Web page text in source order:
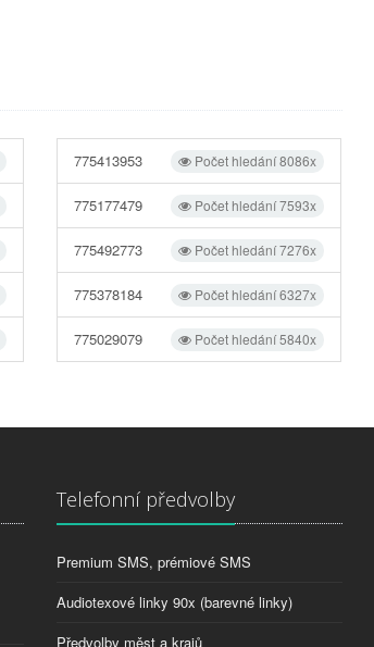
Počet hledání 8086x
775413953
Počet hledání 7593x
775177479
Počet hledání 7276x
775492773
Počet hledání 6327x
775378184
Počet hledání 5840x
775029079
Telefonní předvolby
Premium SMS, prémiové SMS
Audiotexové linky 90x (barevné linky)
Předvolby měst a krajů